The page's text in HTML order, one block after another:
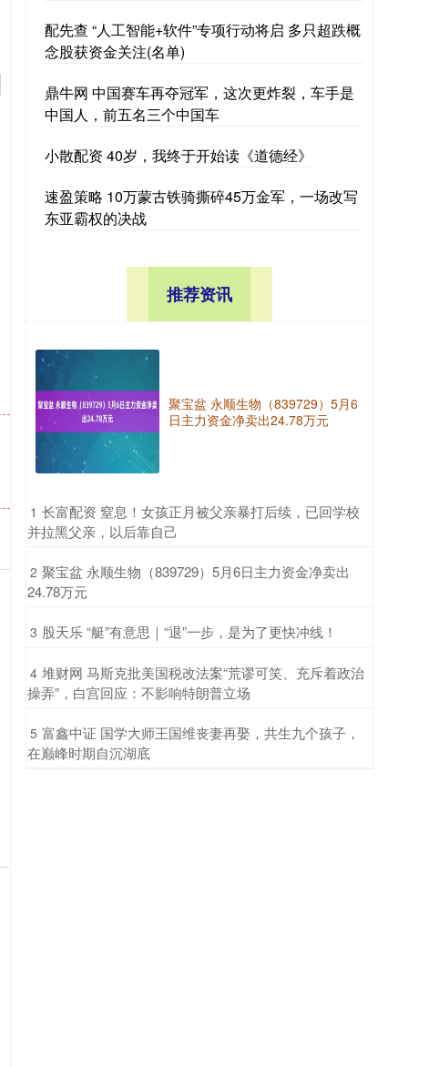
配先查 “人工智能+软件”专项行动将启 多只超跌概
念股获资金关注(名单)
鼎牛网 中国赛车再夺冠军，这次更炸裂，车手是
中国人，前五名三个中国车
小散配资 40岁，我终于开始读《道德经》
速盈策略 10万蒙古铁骑撕碎45万金军，一场改写
东亚霸权的决战
推荐资讯
聚宝盆 永顺生物（839729）5月6
日主力资金净卖出24.78万元
1 ​长富配资 窒息！女孩正月被父亲暴打后续，已回学校
并拉黑父亲，以后靠自己
2 ​聚宝盆 永顺生物（839729）5月6日主力资金净卖出
24.78万元
3 ​股天乐 “艇”有意思｜“退”一步，是为了更快冲线！
4 ​堆财网 马斯克批美国税改法案“荒谬可笑、充斥着政治
操弄”，白宫回应：不影响特朗普立场
5 ​富鑫中证 国学大师王国维丧妻再娶，共生九个孩子，
在巅峰时期自沉湖底